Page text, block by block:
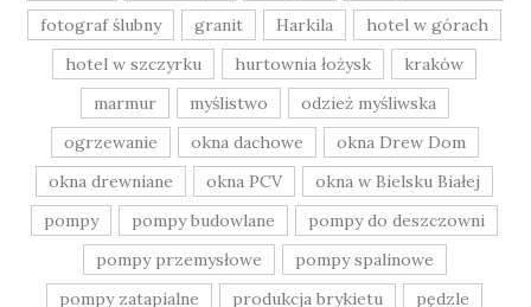
fotograf ślubny
granit Harkila
hotel w górach
hotel w szczyrku
hurtownia łożysk
kraków
marmur
myślistwo
odzież myśliwska
ogrzewanie
okna dachowe
okna Drew Dom
okna drewniane
okna PCV
okna w Bielsku Białej
pompy
pompy budowlane
pompy do deszczowni
pompy przemysłowe
pompy spalinowe
pompy zatapialne
produkcja brykietu pędzle